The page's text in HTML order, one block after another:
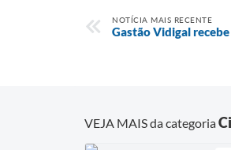
NOTÍCIA MAIS RECENTE
Gastão Vidigal
VEJA MAIS da categoria